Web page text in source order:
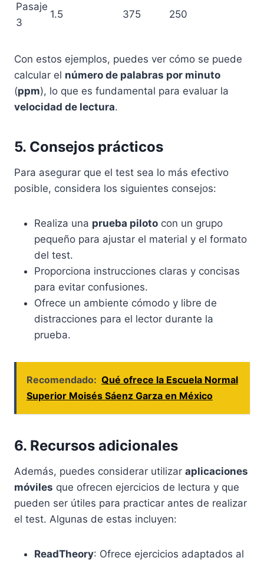
Pasaje
3
1.5 375 250
Con estos ejemplos, puedes ver cómo se puede
calcular el número de palabras por minuto
(ppm), lo que es fundamental para evaluar la
velocidad de lectura.
5. Consejos prácticos
Para asegurar que el test sea lo más efectivo
posible, considera los siguientes consejos:
Realiza una prueba piloto con un grupo
pequeño para ajustar el material y el formato
del test.
Proporciona instrucciones claras y concisas
para evitar confusiones.
Ofrece un ambiente cómodo y libre de
distracciones para el lector durante la
prueba.
Recomendado: Qué ofrece la Escuela Normal
Superior Moisés Sáenz Garza en México
6. Recursos adicionales
Además, puedes considerar utilizar aplicaciones
móviles que ofrecen ejercicios de lectura y que
pueden ser útiles para practicar antes de realizar
el test. Algunas de estas incluyen:
ReadTheory: Ofrece ejercicios adaptados al